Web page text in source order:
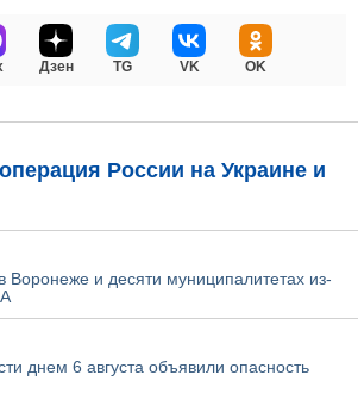
Дзен TG VK OK
России на Украине и
Воронеже и десяти муниципалитетах из-
днем 6 августа объявили опасность